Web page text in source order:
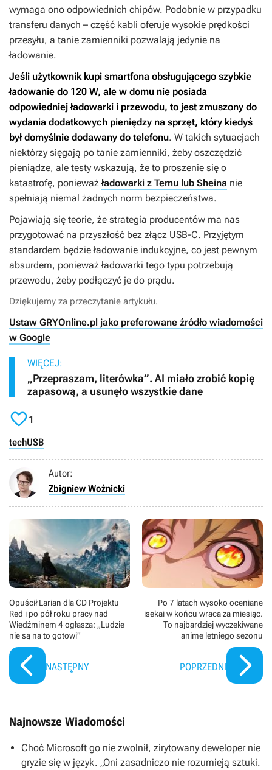
wymaga ono odpowiednich chipów. Podobnie w przypadku
transferu danych – część kabli oferuje wysokie prędkości
przesyłu, a tanie zamienniki pozwalają jedynie na
ładowanie.
Jeśli użytkownik kupi smartfona obsługującego szybkie
ładowanie do 120 W, ale w domu nie posiada
odpowiedniej ładowarki i przewodu, to jest zmuszony do
wydania dodatkowych pieniędzy na sprzęt, który kiedyś
był domyślnie dodawany do telefonu. W takich sytuacjach
niektórzy sięgają po tanie zamienniki, żeby oszczędzić
pieniądze, ale testy wskazują, że to proszenie się o
katastrofę, ponieważładowarki z Temu lub Sheina nie
spełniają niemal żadnych norm bezpieczeństwa.
Pojawiają się teorie, że strategia producentów ma nas
przygotować na przyszłość bez złącz USB-C. Przyjętym
standardem będzie ładowanie indukcyjne, co jest pewnym
absurdem, ponieważ ładowarki tego typu potrzebują
przewodu, żeby podłączyć je do prądu.
Dziękujemy za przeczytanie artykułu.
Ustaw GRYOnline.pl jako preferowane źródło wiadomości
w Google
WIĘCEJ:
„Przepraszam, literówka”. AI miało zrobić kopię
zapasową, a usunęło wszystkie dane
1
techUSB
Autor:
Zbigniew Woźnicki
Opuścił Larian dla CD Projektu
Red i po pół roku pracy nad
Wiedźminem 4 ogłasza: „Ludzie
nie są na to gotowi”
NASTĘPNY
Po 7 latach wysoko oceniane
isekai w końcu wraca za miesiąc.
To najbardziej wyczekiwane
anime letniego sezonu
POPRZEDNI
Najnowsze Wiadomości
Choć Microsoft go nie zwolnił, zirytowany deweloper nie
gryzie się w język. „Oni zasadniczo nie rozumieją sztuki.